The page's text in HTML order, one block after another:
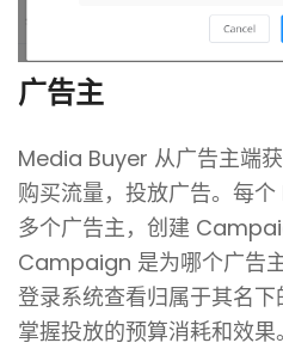
广告主
Media Buyer 从广告主端获
购买流量，投放广告。每
多个广告主，创建
Campaign 是为哪个广告主
登录系统查看归属于其名
掌握投放的预算消耗和效果。